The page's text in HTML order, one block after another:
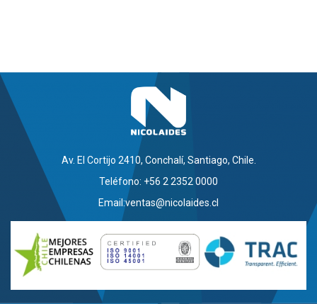
Av. El Cortijo 2410, Conchalí, Santiago, Chile.
Teléfono: +56 2 2352 0000
Email:ventas@nicolaides.cl